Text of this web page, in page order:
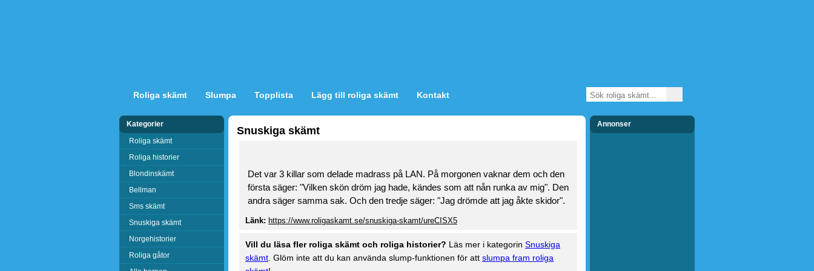
Roliga skämt Slumpa Topplista Lägg till roliga skämt Kontakt
Kategorier
Roliga skämt
Roliga historier
Blondinskämt
Bellman
Sms skämt
Snuskiga skämt
Norgehistorier
Roliga gåtor
Snuskiga skämt
Det var 3 killar som delade madrass på LAN. På morgonen vaknar dem och den
första säger: "Vilken skön dröm jag hade, kändes som att nån runka av mig". Den
andra säger samma sak. Och den tredje säger: "Jag drömde att jag åkte skidor".
Länk: https://www.roligaskamt.se/snuskiga-skamt/ureCISX5
Vill du läsa fler roliga skämt och roliga historier? Läs mer i kategorin Snuskiga
skämt . Glöm inte att du kan använda slump-funktionen för att slumpa fram roliga
Annonser